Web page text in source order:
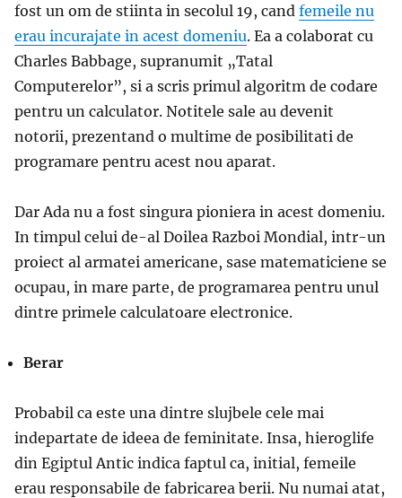
fost un om de stiinta in secolul 19, cand femeile nu
erau incurajate in acest domeniu. Ea a colaborat cu
Charles Babbage, supranumit „Tatal
Computerelor”, si a scris primul algoritm de codare
pentru un calculator. Notitele sale au devenit
notorii, prezentand o multime de posibilitati de
programare pentru acest nou aparat.
Dar Ada nu a fost singura pioniera in acest domeniu.
In timpul celui de-al Doilea Razboi Mondial, intr-un
proiect al armatei americane, sase matematiciene se
ocupau, in mare parte, de programarea pentru unul
dintre primele calculatoare electronice.
Berar
Probabil ca este una dintre slujbele cele mai
indepartate de ideea de feminitate. Insa, hieroglife
din Egiptul Antic indica faptul ca, initial, femeile
erau responsabile de fabricarea berii. Nu numai atat,